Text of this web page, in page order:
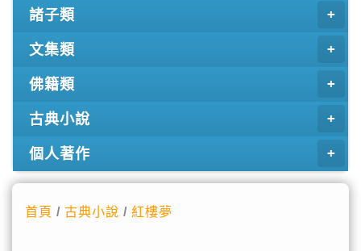
諸子類
文集類
佛籍類
古典小說
個人著作
首頁 /古典小說 /紅樓夢